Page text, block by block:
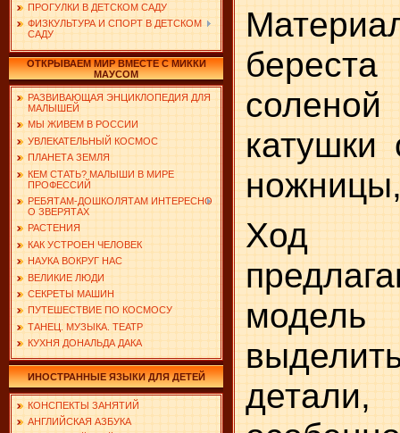
ПРОГУЛКИ В ДЕТСКОМ САДУ
ФИЗКУЛЬТУРА И СПОРТ В ДЕТСКОМ
САДУ
ОТКРЫВАЕМ МИР ВМЕСТЕ С МИККИ
МАУСОМ
РАЗВИВАЮЩАЯ ЭНЦИКЛОПЕДИЯ ДЛЯ
МАЛЫШЕЙ
МЫ ЖИВЕМ В РОССИИ
УВЛЕКАТЕЛЬНЫЙ КОСМОС
ПЛАНЕТА ЗЕМЛЯ
КЕМ СТАТЬ? МАЛЫШИ В МИРЕ
ПРОФЕССИЙ
РЕБЯТАМ-ДОШКОЛЯТАМ ИНТЕРЕСНО
О ЗВЕРЯТАХ
РАСТЕНИЯ
КАК УСТРОЕН ЧЕЛОВЕК
НАУКА ВОКРУГ НАС
ВЕЛИКИЕ ЛЮДИ
СЕКРЕТЫ МАШИН
ПУТЕШЕСТВИЕ ПО КОСМОСУ
ТАНЕЦ. МУЗЫКА. ТЕАТР
КУХНЯ ДОНАЛЬДА ДАКА
ИНОСТРАННЫЕ ЯЗЫКИ ДЛЯ ДЕТЕЙ
КОНСПЕКТЫ ЗАНЯТИЙ
АНГЛИЙСКАЯ АЗБУКА
катушки
Ход
модель